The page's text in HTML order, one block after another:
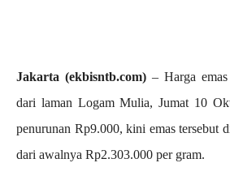
Jakarta (ekbisntb.com) – Harga
dari laman Logam Mulia, Jumat 10
penurunan Rp9.000, kini emas tersebut
dari awalnya Rp2.303.000 per gram.